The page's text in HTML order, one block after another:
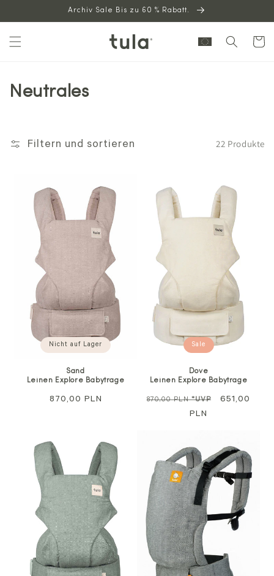
Archiv Sale Bis zu 60 % Rabatt.
Neutrales
Filtern und sortieren 22 Produkte
Nicht auf Lager
Sand
Leinen Explore Babytrage
Regulärer
870,00 PLN
Sale
Dove
Leinen Explore Babytrage
Regulärer
870,00 PLN*UVP Sale
651,00
PLN